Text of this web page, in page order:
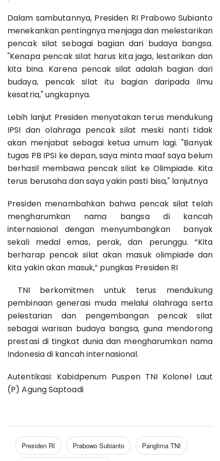
Dalam sambutannya, Presiden RI Prabowo Subianto
menekankan pentingnya menjaga dan melestarikan
pencak silat sebagai bagian dari budaya bangsa.
"Kenapa pencak silat harus kita jaga, lestarikan dan
kita bina. Karena pencak silat adalah bagian dari
budaya, pencak silat itu bagian daripada ilmu
kesatria," ungkapnya.
Lebih lanjut Presiden menyatakan terus mendukung
IPSI dan olahraga pencak silat meski nanti tidak
akan menjabat sebagai ketua umum lagi. "Banyak
tugas PB IPSI ke depan, saya minta maaf saya belum
berhasil membawa pencak silat ke Olimpiade. Kita
terus berusaha dan saya yakin pasti bisa," lanjutnya
Presiden menambahkan bahwa pencak silat telah
mengharumkan nama bangsa di kancah
internasional dengan menyumbangkan banyak
sekali medal emas, perak, dan perunggu. “Kita
berharap pencak silat akan masuk olimpiade dan
kita yakin akan masuk,” pungkas Presiden RI
TNI berkomitmen untuk terus mendukung
pembinaan generasi muda melalui olahraga serta
pelestarian dan pengembangan pencak silat
sebagai warisan budaya bangsa, guna mendorong
prestasi di tingkat dunia dan mengharumkan nama
Indonesia di kancah internasional.
Autentikasi: Kabidpenum Puspen TNI Kolonel Laut
(P) Agung Saptoadi
Presiden RI Prabowo Subianto Panglima TNI